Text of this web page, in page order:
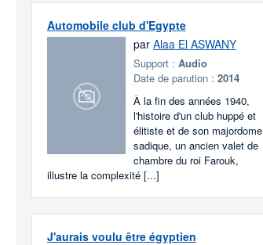
Automobile club d'Egypte
parAlaa El ASWANY
Support :Audio
Date de parution :2014
À la fin des années 1940,
l'histoire d'un club huppé et
élitiste et de son majordome
sadique, un ancien valet de
chambre du roi Farouk,
illustre la complexité [...]
J'aurais voulu être égyptien